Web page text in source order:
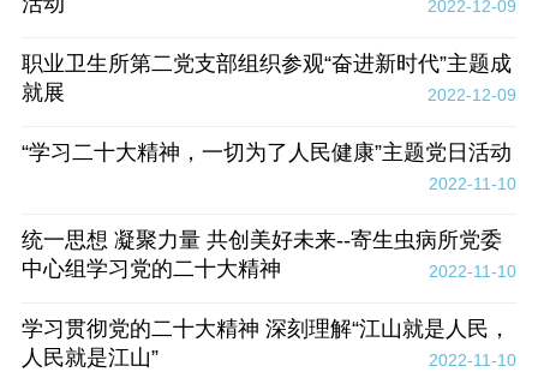
2022-12-09
职业卫生所第二党支部组织参观“奋进新时代”主题成
就展
2022-12-09
“学习二十大精神，一切为了人民健康”主题党日活动
2022-11-10
统一思想 凝聚力量 共创美好未来--寄生虫病所党委
中心组学习党的二十大精神
2022-11-10
学习贯彻党的二十大精神 深刻理解“江山就是人民，
人民就是江山”
2022-11-10